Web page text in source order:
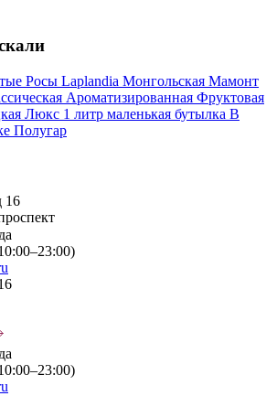
Росы Laplandia Монгольская Мамонт
Ароматизированная Фруктовая
Люкс 1 литр маленькая бутылка В
Полугар
16